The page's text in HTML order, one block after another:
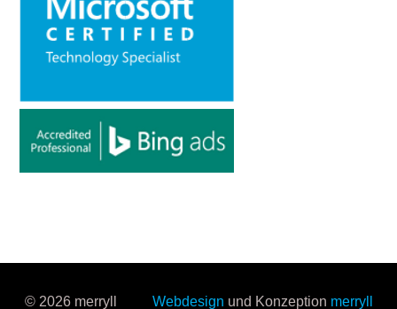
© 2026 merryll Webdesign und Konzeption merryll